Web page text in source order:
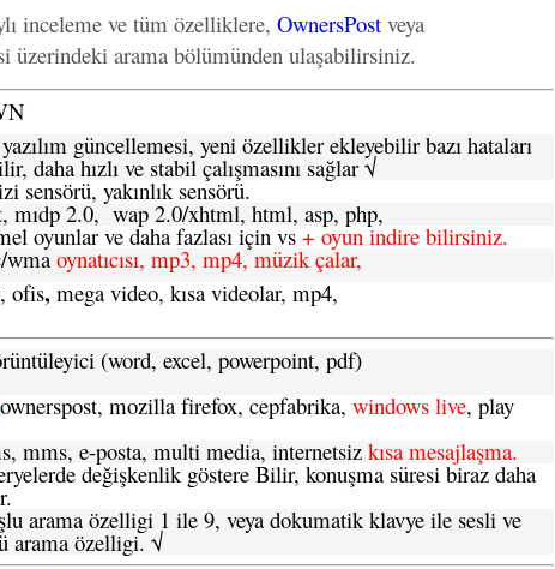
inceleme ve tüm özelliklere, OwnersPost veya
üzerindeki arama bölümünden ulaşabilirsiniz.
güncellemesi, yeni özellikler ekleyebilir bazı hataları
daha hızlı ve stabil çalışmasını sağlar √
sensörü, yakınlık sensörü.
mıdp 2.0, wap 2.0/xhtml, html, asp, php,
oyunlar ve daha fazlası için vs + oyun indire bilirsiniz.
wmaoynatıcısı, mp3, mp4, müzik çalar,
ofis, mega video, kısa videolar, mp4,
(word, excel, powerpoint, pdf)
ownerspost, mozilla firefox, cepfabrika, windows live, play
mms, e-posta, multi media, internetsiz kısa mesajlaşma.
değişkenlik göstere Bilir, konuşma süresi biraz daha
arama özelligi 1 ile 9, veya dokumatik klavye ile sesli ve
arama özelligi. √